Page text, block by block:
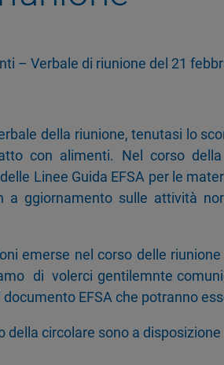
– Verbale di riunione del 21
della riunione, tenutasi lo
con alimenti. Nel corso
Linee Guida EFSA per le
ggiornamento sulle attività
emerse nel corso delle
di volerci gentilemnte
EFSA che potranno
circolare sono a disposizione